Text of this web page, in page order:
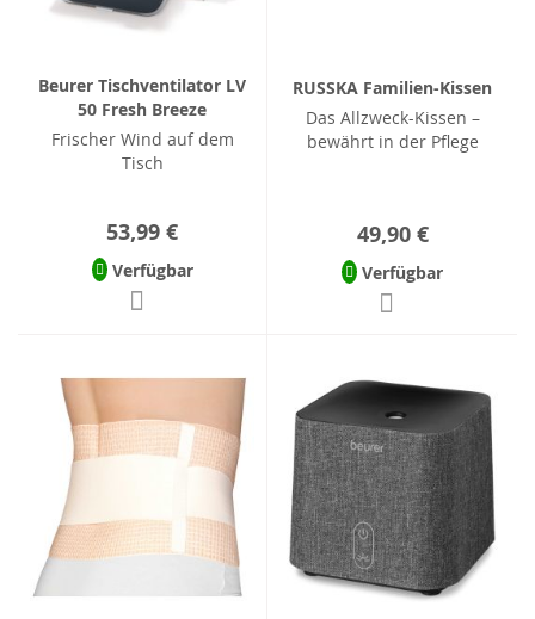
Beurer Tischventilator LV
50 Fresh Breeze
Frischer Wind auf dem
Tisch
53,99 €
Verfügbar
RUSSKA Familien-Kissen
Das Allzweck-Kissen –
bewährt in der Pflege
49,90 €
Verfügbar